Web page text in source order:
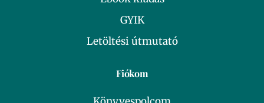
GYIK
Letöltési útmutató
Fiókom